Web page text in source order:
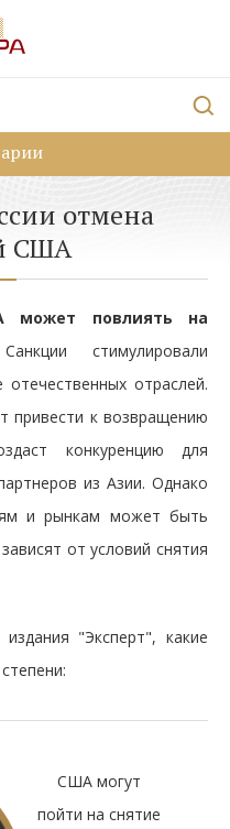
отмена
США
может повлиять на
стимулировали
отраслей.
привести к возвращению
конкуренцию для
из Азии. Однако
и рынкам может быть
от условий снятия
издания "Эксперт", какие
США могут
пойти на снятие